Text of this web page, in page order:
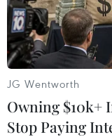
#Syria #Iraq
#Liên minh chống IS
#Cảnh báo khủng
JG Wentworth
Owning $10k+
Stop Paying